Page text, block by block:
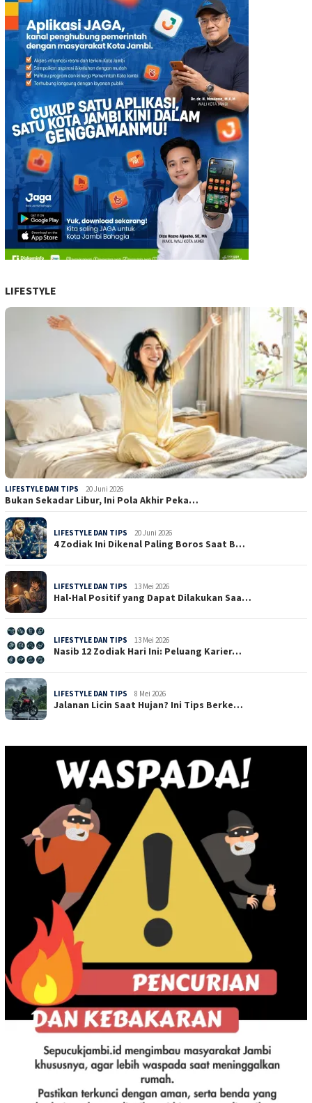
LIFESTYLE
LIFESTYLE DAN TIPS 20 Juni 2026
Bukan Sekadar Libur, Ini Pola Akhir Peka…
LIFESTYLE DAN TIPS 20 Juni 2026
4 Zodiak Ini Dikenal Paling Boros Saat B…
LIFESTYLE DAN TIPS 13 Mei 2026
Hal-Hal Positif yang Dapat Dilakukan Saa…
LIFESTYLE DAN TIPS 13 Mei 2026
Nasib 12 Zodiak Hari Ini: Peluang Karier…
LIFESTYLE DAN TIPS 8 Mei 2026
Jalanan Licin Saat Hujan? Ini Tips Berke…